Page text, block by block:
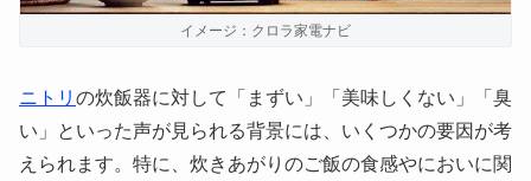
イメージ：クロラ家電ナビ
ニトリ の炊飯器に対して「まずい」「美味しくない」「臭
い」といった声が見られる背景には、いくつかの要因が考
えられます。特に、炊きあがりのご飯の食感やにおいに関